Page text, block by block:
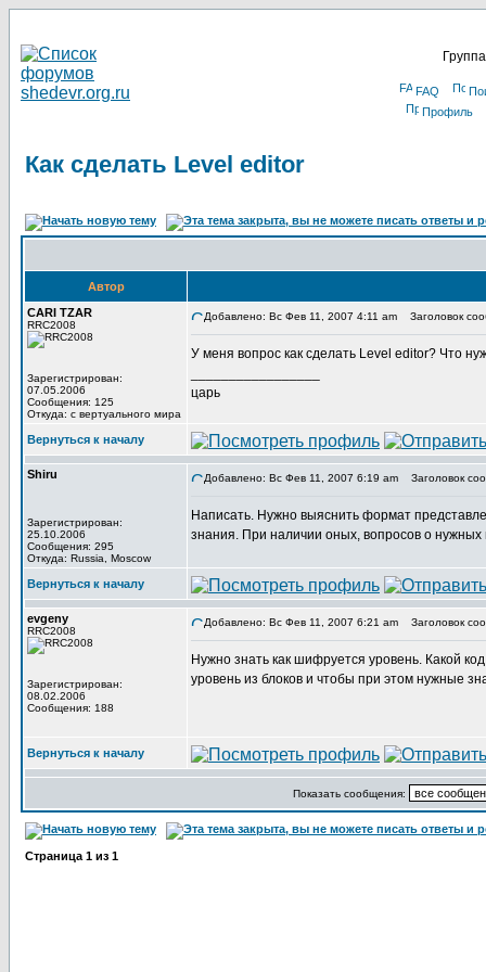
FAQ
Профиль
Как сделать Level editor
Автор
CARI TZAR
RRC2008
Зарегистрирован:
07.05.2006
Сообщения: 125
Откуда: с вертуального мира
Добавлено: Вс Фев 11, 2007 4:11 am Заголовок
У меня вопрос как сделать Level editor? Что
царь
Вернуться к началу
Shiru
Зарегистрирован:
25.10.2006
Сообщения: 295
Откуда: Russia, Moscow
Добавлено: Вс Фев 11, 2007 6:19 am Заголовок
Написать. Нужно выяснить формат
знания. При наличии оных, вопросов о нужных
Вернуться к началу
evgeny
RRC2008
Зарегистрирован:
08.02.2006
Сообщения: 188
Добавлено: Вс Фев 11, 2007 6:21 am Заголовок
Нужно знать как шифруется уровень. Какой
уровень из блоков и чтобы при этом нужные
Вернуться к началу
Показать сообщения:
Страница 1 из 1